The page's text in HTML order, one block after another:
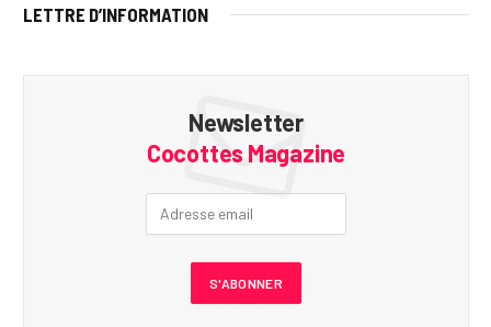
LETTRE D’INFORMATION
Newsletter
Cocottes Magazine